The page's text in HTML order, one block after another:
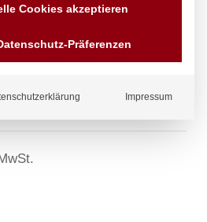
1/2″
Cookies akzeptieren
Präferenzen
Impressum